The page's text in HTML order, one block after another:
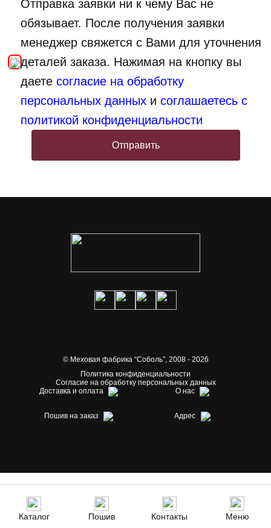
Отправка заявки ни к чему Вас не
обязывает. После получения заявки
менеджер свяжется с Вами для уточнения
деталей заказа. Нажимая на кнопку вы
даетесогласие на обработку
персональных данных исоглашаетесь с
политикой конфиденциальности
Отправить
© Меховая фабрика “Соболь”, 2008 - 2026
Политика конфиденциальности
Согласие на обработку персональных данных
Доставка и оплата
О нас
Пошив на заказ Адрес
Каталог Пошив Контакты Меню